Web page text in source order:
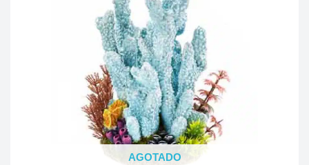
AGOTADO